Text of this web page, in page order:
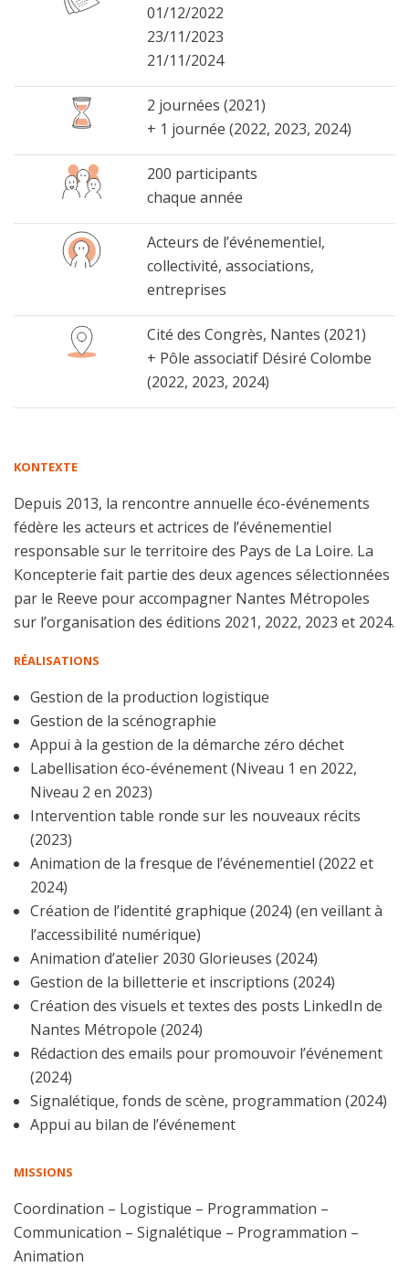
01/12/2022
23/11/2023
21/11/2024
2 journées (2021)
+ 1 journée (2022, 2023, 2024)
200 participants
chaque année
Acteurs de l’événementiel,
collectivité, associations,
entreprises
Cité des Congrès, Nantes (2021)
+ Pôle associatif Désiré Colombe
(2022, 2023, 2024)
KONTEXTE
Depuis 2013, la rencontre annuelle éco-événements
fédère les acteurs et actrices de l’événementiel
responsable sur le territoire des Pays de La Loire. La
Koncepterie fait partie des deux agences sélectionnées
par le Reeve pour accompagner Nantes Métropoles
sur l’organisation des éditions 2021, 2022, 2023 et 2024.
RÉALISATIONS
Gestion de la production logistique
Gestion de la scénographie
Appui à la gestion de la démarche zéro déchet
Labellisation éco-événement (Niveau 1 en 2022,
Niveau 2 en 2023)
Intervention table ronde sur les nouveaux récits
(2023)
Animation de la fresque de l’événementiel (2022 et
2024)
Création de l’identité graphique (2024) (en veillant à
l’accessibilité numérique)
Animation d’atelier 2030 Glorieuses (2024)
Gestion de la billetterie et inscriptions (2024)
Création des visuels et textes des posts LinkedIn de
Nantes Métropole (2024)
Rédaction des emails pour promouvoir l’événement
(2024)
Signalétique, fonds de scène, programmation (2024)
Appui au bilan de l’événement
MISSIONS
Coordination – Logistique – Programmation –
Communication – Signalétique – Programmation –
Animation